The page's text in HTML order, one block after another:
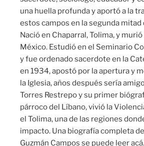
una huella profunda y aportó a la
estos campos en la segunda mitad
Nació en Chaparral, Tolima, y
México. Estudió en el Seminario
y fue ordenado sacerdote en la
en 1934, apostó por la apertura y
la Iglesia, años después sería
Torres Restrepo y su primer
párroco del Líbano, vivió la
el Tolima, una de las regiones
impacto. Una biografía completa
Guzmán Campos se puede leer acá.